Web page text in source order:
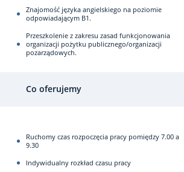
Znajomość języka angielskiego na poziomie
odpowiadającym B1.
Przeszkolenie z zakresu zasad funkcjonowania
organizacji pożytku publicznego/organizacji
pozarządowych.
Co oferujemy
Ruchomy czas rozpoczęcia pracy pomiędzy 7.00 a
9.30
Indywidualny rozkład czasu pracy